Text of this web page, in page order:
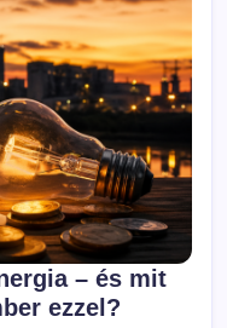
– és mit
ezzel?